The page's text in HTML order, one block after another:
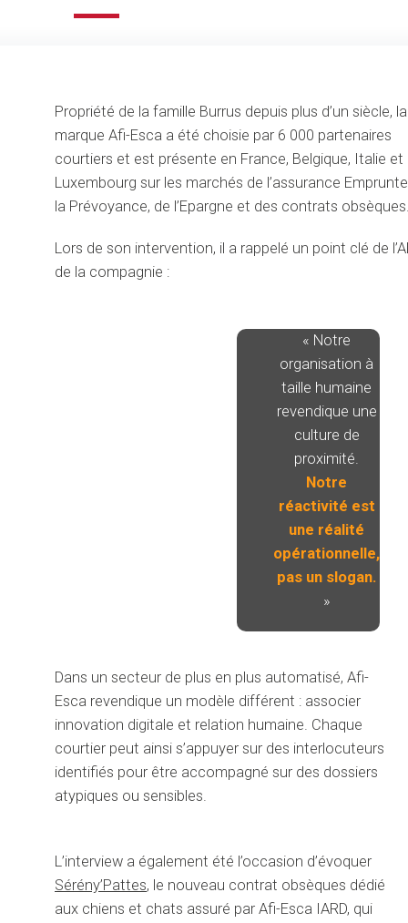
+
ACTUALITÉS
DEVENEZ PARTENAIRE +
Propriété de la famille Burrus depuis plus d’un siècle, la
marque Afi-Esca a été choisie par 6 000 partenaires
courtiers et est présente en France, Belgique, Italie et
Luxembourg sur les marchés de l’assurance
la Prévoyance, de l’Epargne et des contrats
Lors de son intervention, il a rappelé un point clé de
de la compagnie :
« Notre
organisation à
taille humaine
revendique une
culture de
proximité.
Notre
réactivité est
une réalité
opérationnelle,
pas un slogan.
»
Dans un secteur de plus en plus automatisé, Afi-
Esca revendique un modèle différent : associer
innovation digitale et relation humaine. Chaque
courtier peut ainsi s’appuyer sur des interlocuteurs
identifiés pour être accompagné sur des dossiers
atypiques ou sensibles.
L’interview a également été l’occasion d’évoquer
Sérény’Pattes, le nouveau contrat obsèques dédié
aux chiens et chats assuré par Afi-Esca IARD, qui